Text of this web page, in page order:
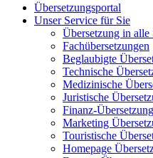
Übersetzungsportal
Unser Service für Sie
Übersetzung in alle
Fachübersetzungen
Beglaubigte
Technische
Medizinische
Juristische
Finanz-Übersetzung
Marketing
Touristische
Homepage